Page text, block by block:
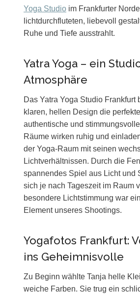
Yoga Studio im Frankfurter
lichtdurchfluteten, liebevoll
Ruhe und Tiefe ausstrahlt.
Yatra Yoga – ein
Atmosphäre
Das Yatra Yoga Studio Frankfurt
klaren, hellen Design die
authentische und
Räume wirken ruhig und
der Yoga-Raum mit seinen
Lichtverhältnissen. Durch die
spannendes Spiel aus Licht und
sich je nach Tageszeit im Raum
besondere Lichtstimmung war
Element unseres Shootings.
Yogafotos Frankfurt:
ins Geheimnisvolle
Zu Beginn wählte Tanja helle
weiche Farben. Sie trug ein